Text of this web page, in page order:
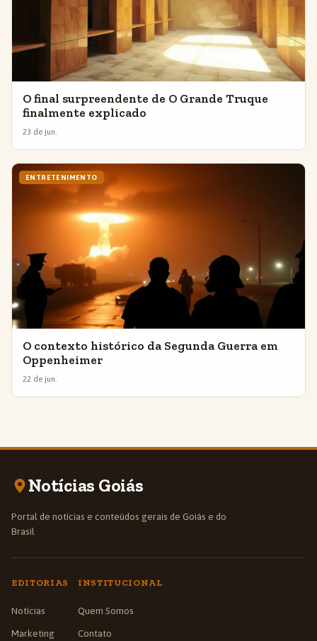
O final surpreendente de O Grande Truque
finalmente explicado
23 de jun.
ENTRETENIMENTO
O contexto histórico da Segunda Guerra em
Oppenheimer
22 de jun.
Notícias Goiás
Portal de notícias e conteúdos gerais de Goiás e do
Brasil
EDITORIAS
Notícias
Marketing
INSTITUCIONAL
Quem Somos
Contato